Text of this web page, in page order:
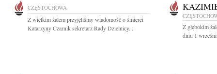
CZĘSTOCHOWA
Z wielkim żalem przyjęliśmy wiadomość o śmierci
Katarzyny Czarnik sekretarz Rady Dzielnicy...
Z głębokim
dniu 1